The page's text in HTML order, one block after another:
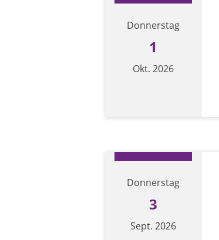
Donnerstag
1
Okt. 2026
Donnerstag
3
Sept. 2026